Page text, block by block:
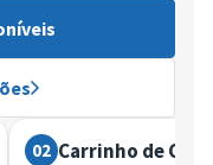
02 Carrinho de